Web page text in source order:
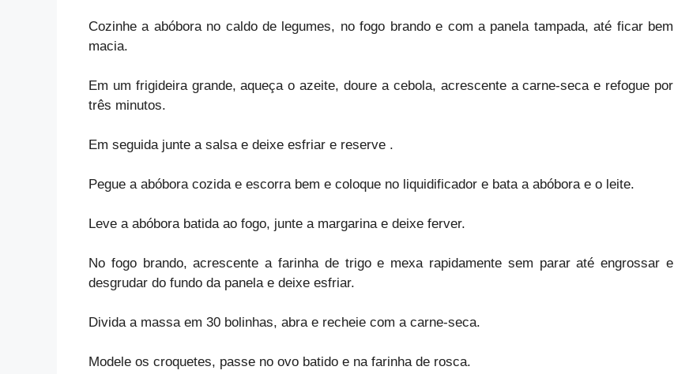
Cozinhe a abóbora no caldo de legumes, no fogo brando e com a panela tampada, até ficar bem
macia.
Em um frigideira grande, aqueça o azeite, doure a cebola, acrescente a carne-seca e refogue por
três minutos.
Em seguida junte a salsa e deixe esfriar e reserve .
Pegue a abóbora cozida e escorra bem e coloque no liquidificador e bata a abóbora e o leite.
Leve a abóbora batida ao fogo, junte a margarina e deixe ferver.
No fogo brando, acrescente a farinha de trigo e mexa rapidamente sem parar até engrossar e
desgrudar do fundo da panela e deixe esfriar.
Divida a massa em 30 bolinhas, abra e recheie com a carne-seca.
Modele os croquetes, passe no ovo batido e na farinha de rosca.